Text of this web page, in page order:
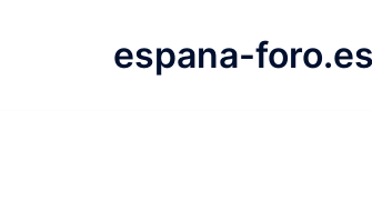
espana-foro.es